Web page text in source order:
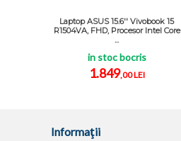
Laptop ASUS 15.6'' Vivobook 15
R1504VA, FHD, Procesor Intel Core
...
in stoc bocris
1.849,00 LEI
Informaţii